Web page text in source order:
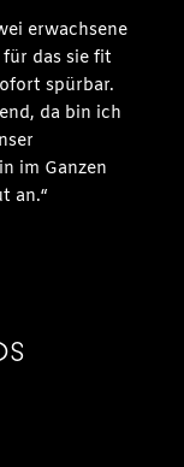
erwachsene
das sie fit
spürbar.
da bin ich
im Ganzen
an.“